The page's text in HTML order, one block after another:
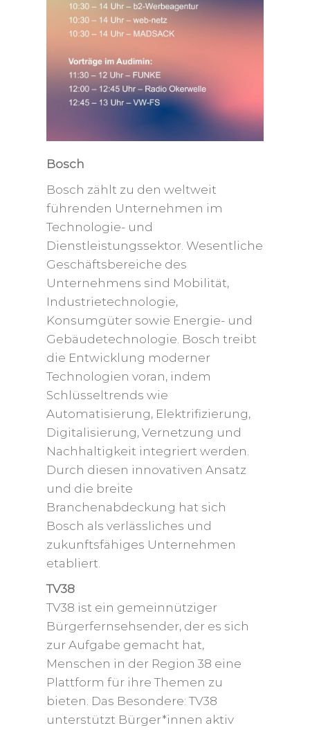
Bosch
Bosch zählt zu den weltweit
führenden Unternehmen im
Technologie- und
Dienstleistungssektor. Wesentliche
Geschäftsbereiche des
Unternehmens sind Mobilität,
Industrietechnologie,
Konsumgüter sowie Energie- und
Gebäudetechnologie. Bosch treibt
die Entwicklung moderner
Technologien voran, indem
Schlüsseltrends wie
Automatisierung, Elektrifizierung,
Digitalisierung, Vernetzung und
Nachhaltigkeit integriert werden.
Durch diesen innovativen Ansatz
und die breite
Branchenabdeckung hat sich
Bosch als verlässliches und
zukunftsfähiges Unternehmen
etabliert.
TV38
TV38 ist ein gemeinnütziger
Bürgerfernsehsender, der es sich
zur Aufgabe gemacht hat,
Menschen in der Region 38 eine
Plattform für ihre Themen zu
bieten. Das Besondere: TV38
unterstützt Bürger*innen aktiv